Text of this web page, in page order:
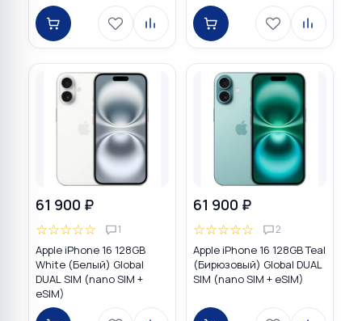
61 900 ₽
☆☆☆☆☆ 1
Apple iPhone 16 128GB
White (Белый) Global
DUAL SIM (nano SIM +
eSIM)
61 900 ₽
☆☆☆☆☆ 2
Apple iPhone 16 128GB Teal
(Бирюзовый) Global DUAL
SIM (nano SIM + eSIM)